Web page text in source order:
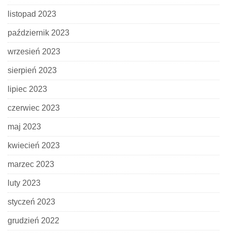
listopad 2023
październik 2023
wrzesień 2023
sierpień 2023
lipiec 2023
czerwiec 2023
maj 2023
kwiecień 2023
marzec 2023
luty 2023
styczeń 2023
grudzień 2022